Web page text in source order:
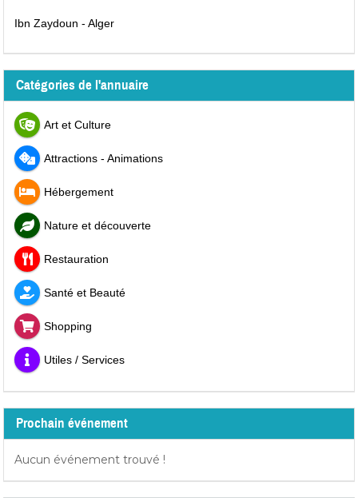
Ibn Zaydoun - Alger
Catégories de l'annuaire
Art et Culture
Attractions - Animations
Hébergement
Nature et découverte
Restauration
Santé et Beauté
Shopping
Utiles / Services
Prochain événement
Aucun événement trouvé !